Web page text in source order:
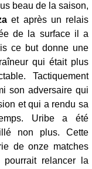
beau de la saison,
et après un relais
de la surface il a
ce but donne une
qui était plus
Tactiquement
son adversaire qui
et qui a rendu sa
Uribe a été
non plus. Cette
de onze matches
pourrait relancer la